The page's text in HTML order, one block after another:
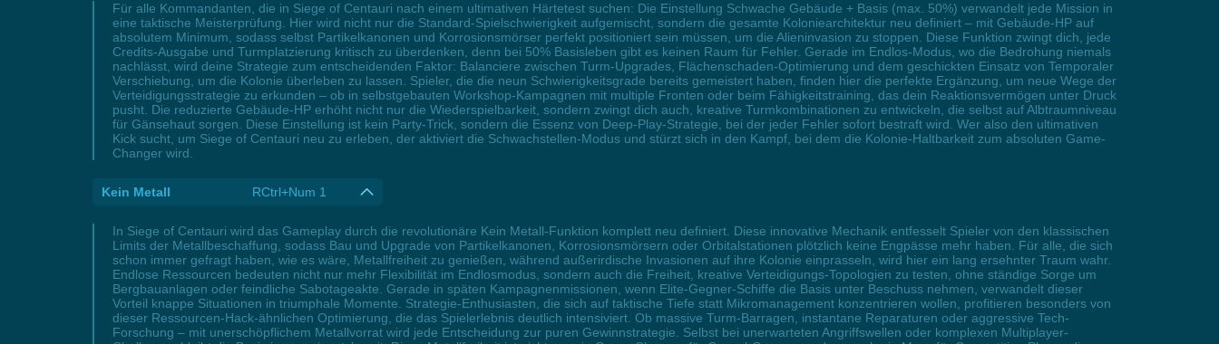
Für alle Kommandanten, die in Siege of Centauri nach einem ultimativen Härtetest suchen: Die Einstellung Schwache Gebäude + Basis (max. 50%) verwandelt jede Mission in
eine taktische Meisterprüfung. Hier wird nicht nur die Standard-Spielschwierigkeit aufgemischt, sondern die gesamte Koloniearchitektur neu definiert – mit Gebäude-HP auf
absolutem Minimum, sodass selbst Partikelkanonen und Korrosionsmörser perfekt positioniert sein müssen, um die Alieninvasion zu stoppen. Diese Funktion zwingt dich, jede
Credits-Ausgabe und Turmplatzierung kritisch zu überdenken, denn bei 50% Basisleben gibt es keinen Raum für Fehler. Gerade im Endlos-Modus, wo die Bedrohung niemals
nachlässt, wird deine Strategie zum entscheidenden Faktor: Balanciere zwischen Turm-Upgrades, Flächenschaden-Optimierung und dem geschickten Einsatz von Temporaler
Verschiebung, um die Kolonie überleben zu lassen. Spieler, die die neun Schwierigkeitsgrade bereits gemeistert haben, finden hier die perfekte Ergänzung, um neue Wege der
Verteidigungsstrategie zu erkunden – ob in selbstgebauten Workshop-Kampagnen mit multiple Fronten oder beim Fähigkeitstraining, das dein Reaktionsvermögen unter Druck
pusht. Die reduzierte Gebäude-HP erhöht nicht nur die Wiederspielbarkeit, sondern zwingt dich auch, kreative Turmkombinationen zu entwickeln, die selbst auf Albtraumniveau
für Gänsehaut sorgen. Diese Einstellung ist kein Party-Trick, sondern die Essenz von Deep-Play-Strategie, bei der jeder Fehler sofort bestraft wird. Wer also den ultimativen
Kick sucht, um Siege of Centauri neu zu erleben, der aktiviert die Schwachstellen-Modus und stürzt sich in den Kampf, bei dem die Kolonie-Haltbarkeit zum absoluten Game-
Changer wird.
Kein Metall RCtrl+Num 1
In Siege of Centauri wird das Gameplay durch die revolutionäre Kein Metall-Funktion komplett neu definiert. Diese innovative Mechanik entfesselt Spieler von den klassischen
Limits der Metallbeschaffung, sodass Bau und Upgrade von Partikelkanonen, Korrosionsmörsern oder Orbitalstationen plötzlich keine Engpässe mehr haben. Für alle, die sich
schon immer gefragt haben, wie es wäre, Metallfreiheit zu genießen, während außerirdische Invasionen auf ihre Kolonie einprasseln, wird hier ein lang ersehnter Traum wahr.
Endlose Ressourcen bedeuten nicht nur mehr Flexibilität im Endlosmodus, sondern auch die Freiheit, kreative Verteidigungs-Topologien zu testen, ohne ständige Sorge um
Bergbauanlagen oder feindliche Sabotageakte. Gerade in späten Kampagnenmissionen, wenn Elite-Gegner-Schiffe die Basis unter Beschuss nehmen, verwandelt dieser
Vorteil knappe Situationen in triumphale Momente. Strategie-Enthusiasten, die sich auf taktische Tiefe statt Mikromanagement konzentrieren wollen, profitieren besonders von
dieser Ressourcen-Hack-ähnlichen Optimierung, die das Spielerlebnis deutlich intensiviert. Ob massive Turm-Barragen, instantane Reparaturen oder aggressive Tech-
Forschung – mit unerschöpflichem Metallvorrat wird jede Entscheidung zur puren Gewinnstrategie. Selbst bei unerwarteten Angriffswellen oder komplexen Multiplayer-